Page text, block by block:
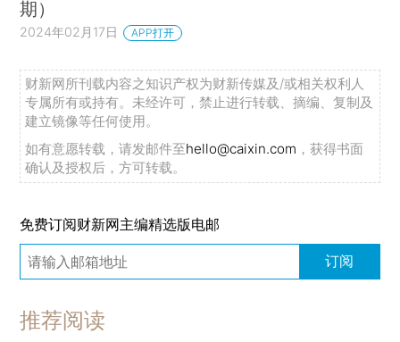
期）
2024年02月17日 APP打开
财新网所刊载内容之知识产权为财新传媒及/或相关权利人
专属所有或持有。未经许可，禁止进行转载、摘编、复制及
建立镜像等任何使用。
如有意愿转载，请发邮件至hello@caixin.com ，获得书面
确认及授权后，方可转载。
免费订阅财新网主编精选版电邮
订阅
推荐阅读